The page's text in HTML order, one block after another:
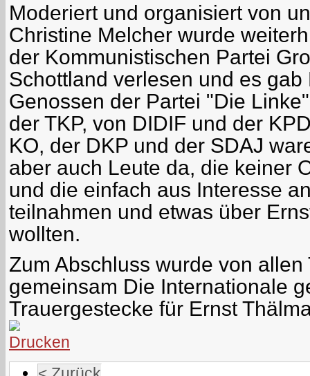
Moderiert und organisiert von
Christine Melcher wurde
der Kommunistischen Partei
Schottland verlesen und es
Genossen der Partei "Die
der TKP, von DIDIF und der
KO, der DKP und der SDAJ
aber auch Leute da, die keiner
und die einfach aus Interesse
teilnahmen und etwas über
wollten.
Zum Abschluss wurde von allen
gemeinsam Die Internationale
Trauergestecke für Ernst